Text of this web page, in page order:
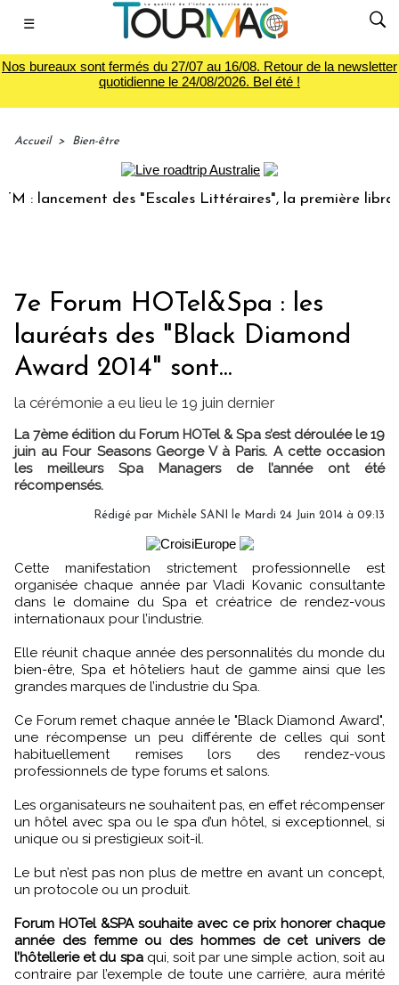
☰
Nos bureaux sont fermés du 27/07 au 16/08. Retour de la newsletter
quotidienne le 24/08/2026. Bel été !
Accueil > Bien-être
: lancement des "Escales Littéraires", la première librairie
7e Forum HOTel&Spa : les
lauréats des "Black Diamond
Award 2014" sont...
la cérémonie a eu lieu le 19 juin dernier
La 7ème édition du Forum HOTel & Spa s’est déroulée le 19
juin au Four Seasons George V à Paris. A cette occasion
les meilleurs Spa Managers de l’année ont été
récompensés.
Rédigé par Michèle SANI le Mardi 24 Juin 2014 à 09:13
Cette manifestation strictement professionnelle est
organisée chaque année par Vladi Kovanic consultante
dans le domaine du Spa et créatrice de rendez-vous
internationaux pour l’industrie.
Elle réunit chaque année des personnalités du monde du
bien-être, Spa et hôteliers haut de gamme ainsi que les
grandes marques de l’industrie du Spa.
Ce Forum remet chaque année le "Black Diamond Award",
une récompense un peu différente de celles qui sont
habituellement remises lors des rendez-vous
professionnels de type forums et salons.
Les organisateurs ne souhaitent pas, en effet récompenser
un hôtel avec spa ou le spa d’un hôtel, si exceptionnel, si
unique ou si prestigieux soit-il.
Le but n’est pas non plus de mettre en avant un concept,
un protocole ou un produit.
Forum HOTel &SPA souhaite avec ce prix honorer chaque
année des femme ou des hommes de cet univers de
l’hôtellerie et du spaqui, soit par une simple action, soit au
contraire par l’exemple de toute une carrière, aura mérité